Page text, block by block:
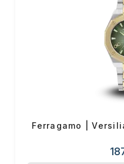
Ferragamo |
Alış-